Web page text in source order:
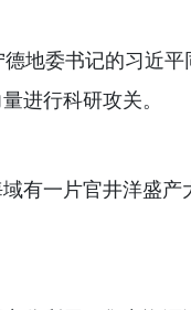
地委书记的习近
进行科研攻关。
有一片官井洋盛